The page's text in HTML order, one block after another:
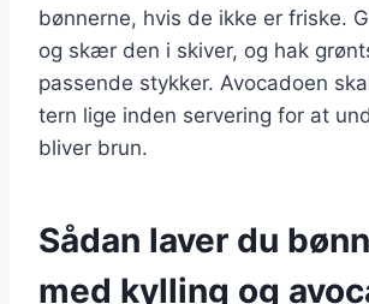
bønnerne, hvis de ikke er friske.
og skær den i skiver, og hak
passende stykker. Avocadoen
tern lige inden servering for at
bliver brun.
Sådan laver du
med kylling og